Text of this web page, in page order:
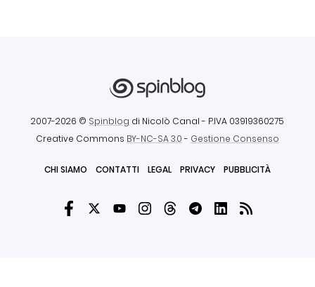
2007-2026 © Spinblog di Nicolò Canal - P.IVA 03919360275
Creative Commons BY-NC-SA 3.0- Gestione Consenso
CHI SIAMO CONTATTI LEGAL PRIVACY PUBBLICITÀ